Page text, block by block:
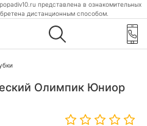
представлена в ознакомительных
дистанционным способом.
Олимпик Юниор